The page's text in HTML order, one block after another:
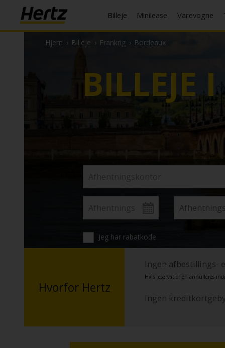
Billeje Minilease Varevogne
Hjem › Billeje › Frankrig › Bordeaux
BILLEJE I
Jeg har rabatkode
Hvorfor Hertz
Ingen afbestillings-
Hvis reservationen annulleres
Ingen